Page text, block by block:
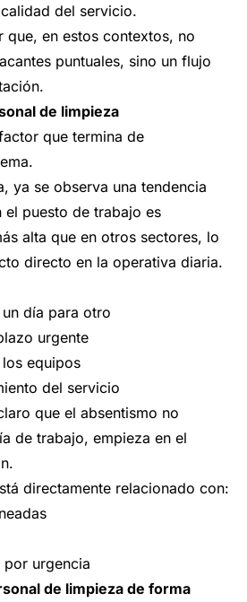
del servicio.
que, en estos contextos, no
puntuales, sino un flujo
de limpieza
que termina de
ya se observa una tendencia
el puesto de trabajo es
alta que en otros sectores, lo
directo en la operativa diaria.
día para otro
urgente
equipos
del servicio
que el absentismo no
de trabajo, empieza en el
directamente relacionado con:
por urgencia
de limpieza de forma